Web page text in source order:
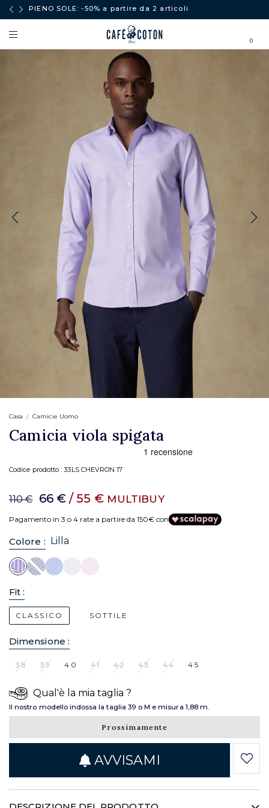
PIENO SOLE: -50% a partire da 2 articoli
0
Casa Camicie Uomo
Camicia viola spigata
Codice prodotto :33LS CHEVRON 17
110 € 66 € / 55 € MULTIBUY
Pagamento in 3 o 4 rate a partire da 150€ con
Colore : Lilla
Fit :
CLASSICO SOTTILE
Dimensione :
38 39 40 41 42 43 44 45
Qual'è la mia taglia ?
Il nostro modello indossa la taglia 39 o M e misura 1,88 m.
Prossimamente
AVVISAMI